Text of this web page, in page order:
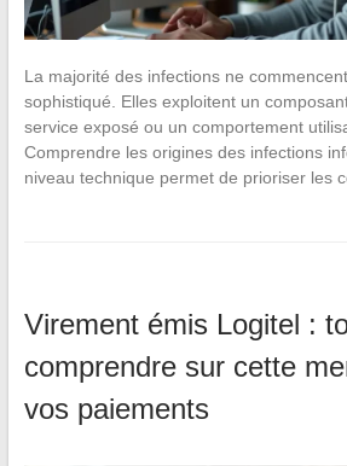
La majorité des infections ne
sophistiqué. Elles exploitent un
service exposé ou un comportement
Comprendre les origines des infections
niveau technique permet de prioriser les
Virement émis Logitel :
comprendre sur cette
vos paiements